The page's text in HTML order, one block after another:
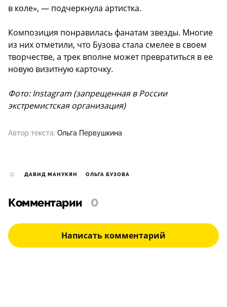
в коле», — подчеркнула артистка.
Композиция понравилась фанатам звезды. Многие
из них отметили, что Бузова стала смелее в своем
творчестве, а трек вполне может превратиться в ее
новую визитную карточку.
Фото: Instagram (запрещенная в России
экстремистская организация)
Автор текста: Ольга Первушкина
ДАВИД МАНУКЯН ОЛЬГА БУЗОВА
Комментарии 0
Написать комментарий